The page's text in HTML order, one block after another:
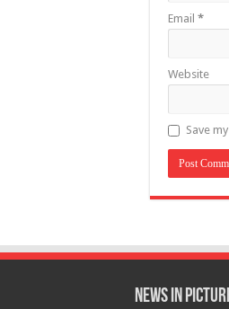
Email *
Website
Save
News in